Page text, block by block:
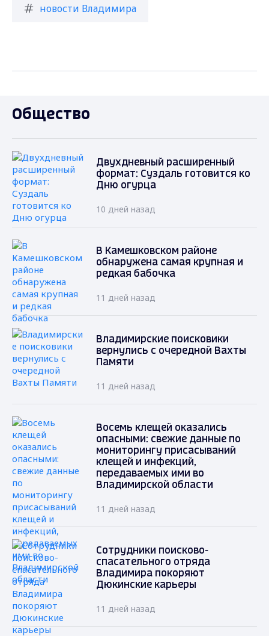
новости Владимира
Общество
Двухдневный расширенный
формат: Суздаль готовится ко
Дню огурца
10 дней назад
В Камешковском районе
обнаружена самая крупная и
редкая бабочка
11 дней назад
Владимирские поисковики
вернулись с очередной Вахты
Памяти
11 дней назад
Восемь клещей оказались
опасными: свежие данные по
мониторингу присасываний
клещей и инфекций,
передаваемых ими во
Владимирской области
11 дней назад
Сотрудники поисково-
спасательного отряда
Владимира покоряют
Дюкинские карьеры
11 дней назад